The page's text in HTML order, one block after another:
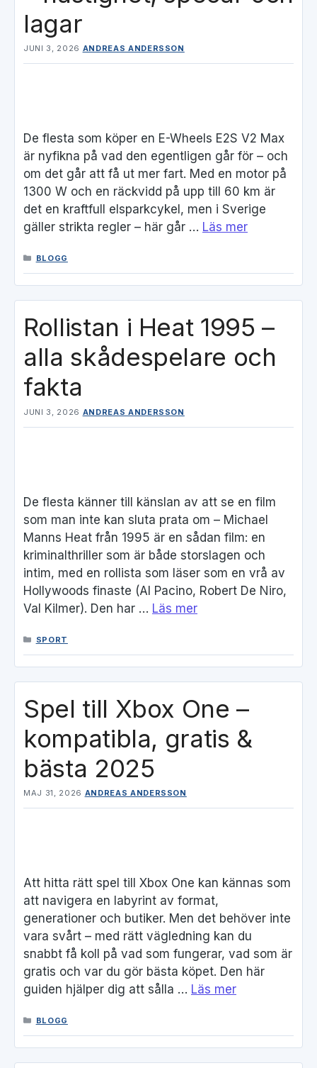
lagar
JUNI 3, 2026 ANDREAS ANDERSSON
De flesta som köper en E-Wheels E2S V2 Max
är nyfikna på vad den egentligen går för – och
om det går att få ut mer fart. Med en motor på
1300 W och en räckvidd på upp till 60 km är
det en kraftfull elsparkcykel, men i Sverige
gäller strikta regler – här går … Läs mer
KATEGORIER
BLOGG
Rollistan i Heat 1995 –
alla skådespelare och
fakta
JUNI 3, 2026 ANDREAS ANDERSSON
De flesta känner till känslan av att se en film
som man inte kan sluta prata om – Michael
Manns Heat från 1995 är en sådan film: en
kriminalthriller som är både storslagen och
intim, med en rollista som läser som en vrå av
Hollywoods finaste (Al Pacino, Robert De Niro,
Val Kilmer). Den har … Läs mer
KATEGORIER
SPORT
Spel till Xbox One –
kompatibla, gratis &
bästa 2025
MAJ 31, 2026 ANDREAS ANDERSSON
Att hitta rätt spel till Xbox One kan kännas som
att navigera en labyrint av format,
generationer och butiker. Men det behöver inte
vara svårt – med rätt vägledning kan du
snabbt få koll på vad som fungerar, vad som är
gratis och var du gör bästa köpet. Den här
guiden hjälper dig att sålla … Läs mer
KATEGORIER
BLOGG